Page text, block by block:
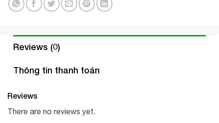
Reviews (0)
Thông tin thanh toán
Reviews
There are no reviews yet.